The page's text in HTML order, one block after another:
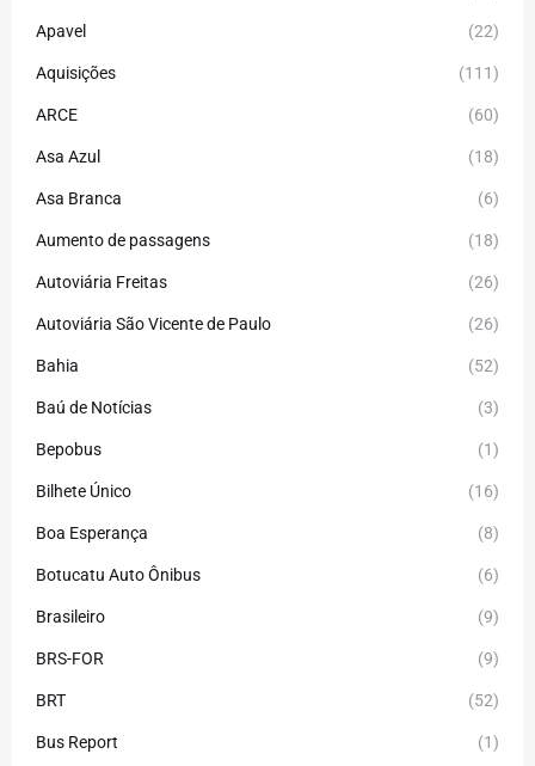
Apavel (22)
Aquisições (111)
ARCE (60)
Asa Azul (18)
Asa Branca (6)
Aumento de passagens (18)
Autoviária Freitas (26)
Autoviária São Vicente de Paulo (26)
Bahia (52)
Baú de Notícias (3)
Bepobus (1)
Bilhete Único (16)
Boa Esperança (8)
Botucatu Auto Ônibus (6)
Brasileiro (9)
BRS-FOR (9)
BRT (52)
Bus Report (1)